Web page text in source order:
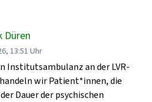
Düren
13:51 Uhr
Institutsambulanz an der LVR-
wir Patient*innen, die
Dauer der psychischen